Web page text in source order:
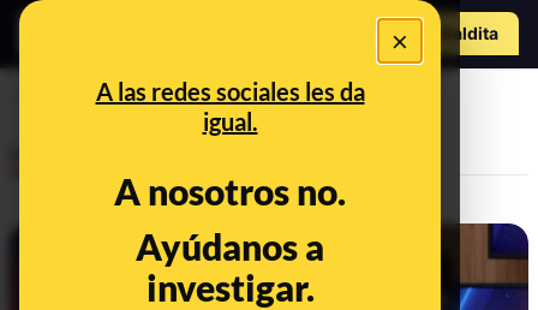
×
A las redes sociales les da
igual.
A nosotros no.
Ayúdanos a
investigar.
Hazte Maldito
Pablo Iglesias